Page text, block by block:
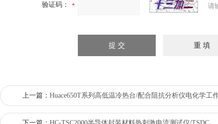
验证码： 请
上一篇： Huace650T系列高低温冷热台/配合阻抗分析仪电化学工